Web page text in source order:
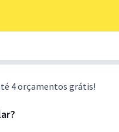
4 orçamentos grátis!